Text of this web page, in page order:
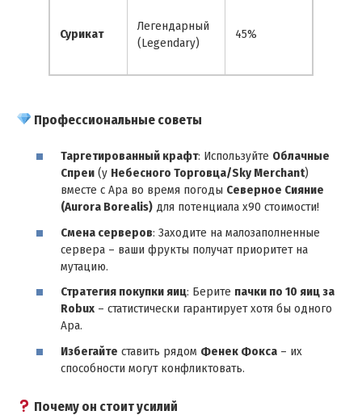
Сурикат
Легендарный
(Legendary)
45%
Профессиональные советы
Таргетированный крафт: Используйте Облачные
Спреи (у Небесного Торговца/Sky Merchant)
вместе с Ара во время погоды Северное Сияние
(Aurora Borealis) для потенциала х90 стоимости!
Смена серверов: Заходите на малозаполненные
сервера – ваши фрукты получат приоритет на
мутацию.
Стратегия покупки яиц: Берите пачки по 10 яиц за
Robux – статистически гарантирует хотя бы одного
Ара.
Избегайте ставить рядом Фенек Фокса – их
способности могут конфликтовать.
Почему он стоит усилий